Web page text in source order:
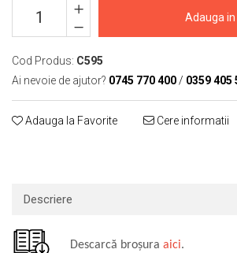
Senzori fără fir (Wireless)
PC, Laptop, Tablete
Device-uri Industriale
Tablete Industriale
Robotică
Adauga in
Cod Produs: C595
Ai nevoie de ajutor? 0745 770 400 / 0359 405
Adauga la Favorite Cere informatii
Descriere
Descarcă broșura aici.